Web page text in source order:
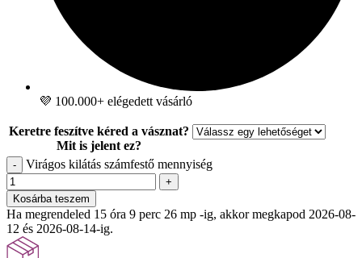
💜 100.000+ elégedett vásárló
Keretre feszítve kéred a vásznat?
Mit is jelent ez?
- Virágos kilátás számfestő mennyiség
+
Kosárba teszem
Ha megrendeled 15 óra 9 perc 25 mp -ig, akkor megkapod 2026-08-
12 és 2026-08-14-ig.